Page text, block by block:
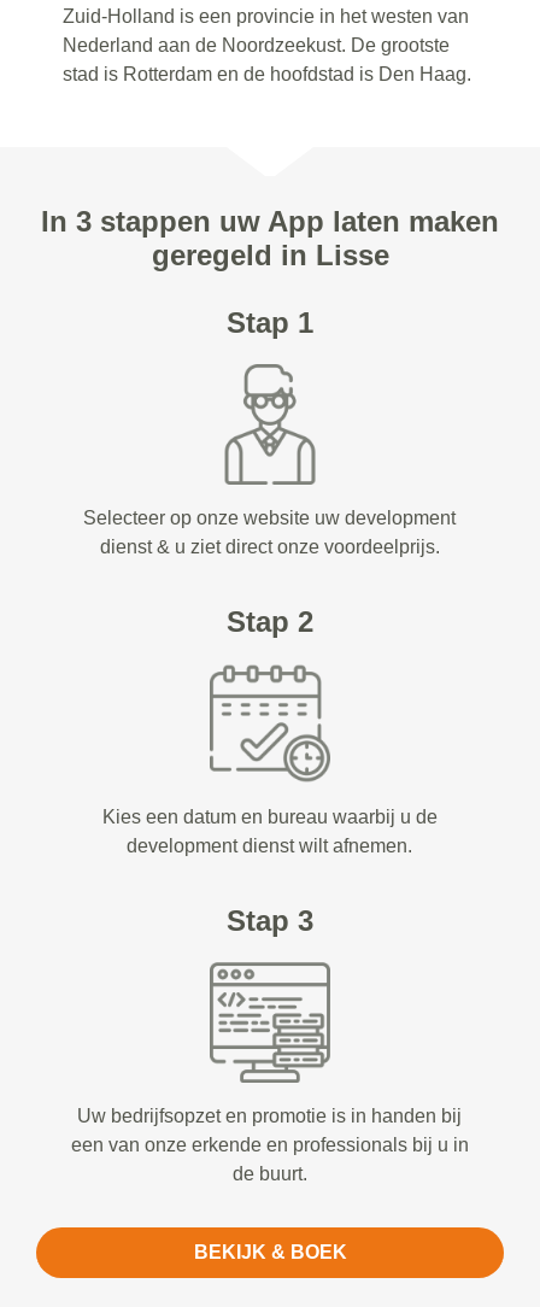
Zuid-Holland is een provincie in het westen van
Nederland aan de Noordzeekust. De grootste
stad is Rotterdam en de hoofdstad is Den Haag.
In 3 stappen uw App laten maken
geregeld in Lisse
Stap 1
Selecteer op onze website uw development
dienst & u ziet direct onze voordeelprijs.
Stap 2
Kies een datum en bureau waarbij u de
development dienst wilt afnemen.
Stap 3
Uw bedrijfsopzet en promotie is in handen bij
een van onze erkende en professionals bij u in
de buurt.
BEKIJK & BOEK